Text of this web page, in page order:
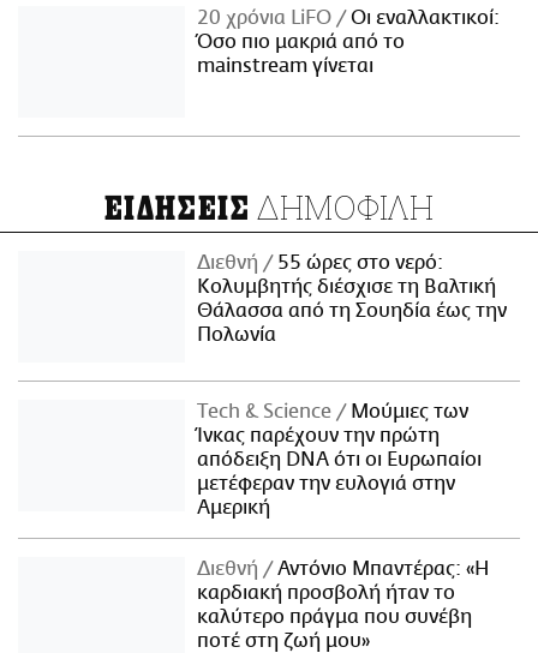
20 χρόνια LiFO
Οι εναλλακτικοί:
Όσο πιο μακριά από το
mainstream γίνεται
ΕΙΔΗΣΕΙΣ ΔΗΜΟΦΙΛΗ
Διεθνή
55 ώρες στο νερό:
Κολυμβητής διέσχισε τη Βαλτική
Θάλασσα από τη Σουηδία έως την
Πολωνία
Τech & Science
Μούμιες των
Ίνκας παρέχουν την πρώτη
απόδειξη DNA ότι οι Ευρωπαίοι
μετέφεραν την ευλογιά στην
Αμερική
Διεθνή
Αντόνιο Μπαντέρας: «Η
καρδιακή προσβολή ήταν το
καλύτερο πράγμα που συνέβη
ποτέ στη ζωή μου»